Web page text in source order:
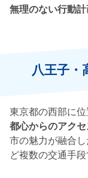
無理のない行動
八王子・
東京都の西部に
都心からのアク
市の魅力が融合
ど複数の交通手